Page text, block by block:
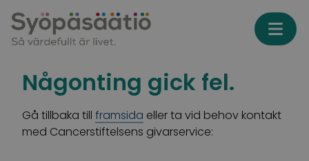
Någonting gick fel.
Gå tillbaka till framsida eller ta vid behov kontakt
med Cancerstiftelsens givarservice: